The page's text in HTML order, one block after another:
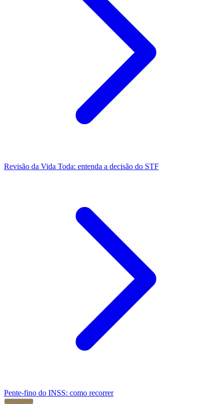
Revisão da Vida Toda: entenda a decisão do STF
Pente-fino do INSS: como recorrer